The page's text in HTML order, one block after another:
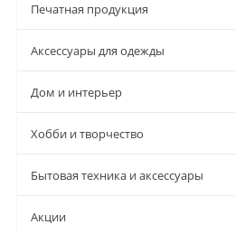
Печатная продукция
Аксессуары для одежды
Дом и интерьер
Хобби и творчество
Бытовая техника и аксессуары
Aкции